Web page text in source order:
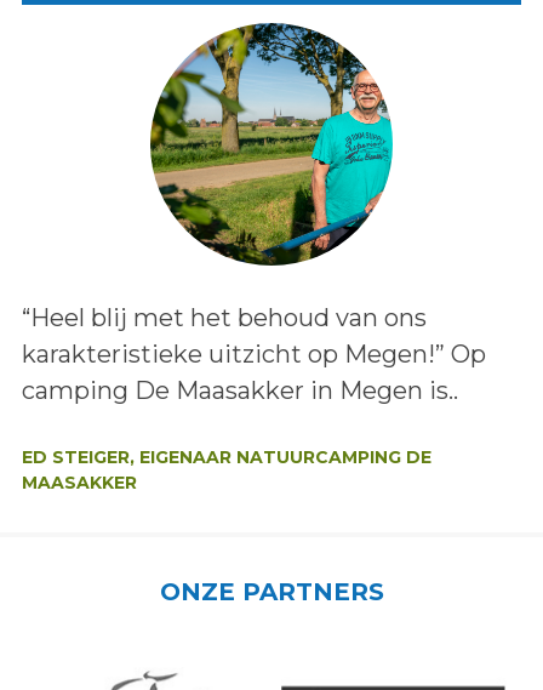
Lees het bericht:
“Heel blij met het behoud van ons
karakteristieke uitzicht op Megen!” Op
camping De Maasakker in Megen is..
ED STEIGER, EIGENAAR NATUURCAMPING DE
MAASAKKER
ONZE PARTNERS